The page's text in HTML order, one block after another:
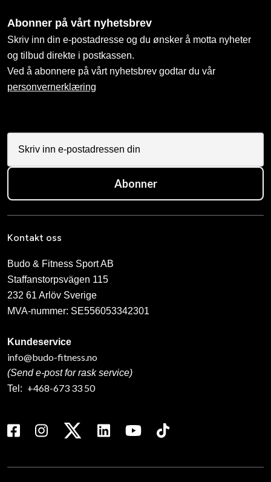
Abonner på vårt nyhetsbrev
Skriv inn din e-postadresse og du ønsker å motta nyheter
og tilbud direkte i postkassen.
Ved å abonnere på vårt nyhetsbrev godtar du vår
personvernerklæring
Abonner
Kontakt oss
Budo & Fitness Sport AB
Staffanstorpsvägen 115
232 61 Arlöv Sverige
MVA-nummer: SE556053342301
Kundeservice
info@budo-fitness.no
(Send e-post for rask service)
Tel: +468-673 33 50